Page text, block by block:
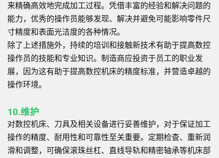
来精确高效地完成加工过程。凭借丰富的经验和解决问题的
能力，优秀的操作员能够发现、解决并避免可能影响零件尺
寸精度和表面光洁度的各种情况。
除了上述措施外，持续的培训和接触新技术有助于提高数控
操作员的技能和专业知识。制造商应投资于员工的职业发
展，因为这有助于提高数控机床的精度标准，并营造卓越的
操作环境。
10.维护
对数控机床、刀具及相关设备进行妥善维护，对于保证加工
操作的精度、耐用性和可靠性至关重要。定期检查、重新润
滑和调整，可确保滚珠丝杠、直线导轨和精密轴承等机床部